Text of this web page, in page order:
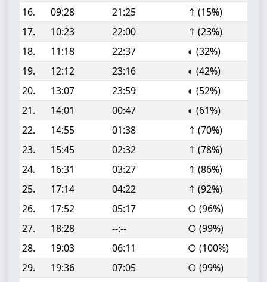
16.
09:28 21:25
⇑ (15%)
17.
10:23 22:00
⇑ (23%)
18.
11:18 22:37
◐ (32%)
19.
12:12 23:16
◐ (42%)
20.
13:07 23:59
◐ (52%)
21.
14:01 00:47
◐ (61%)
22.
14:55 01:38
⇑ (70%)
23.
15:45 02:32
⇑ (78%)
24.
16:31 03:27
⇑ (86%)
25.
17:14 04:22
⇑ (92%)
26.
17:52 05:17
○ (96%)
27.
18:28 --:--
○ (99%)
28.
19:03 06:11
○ (100%)
29.
19:36 07:05
○ (99%)